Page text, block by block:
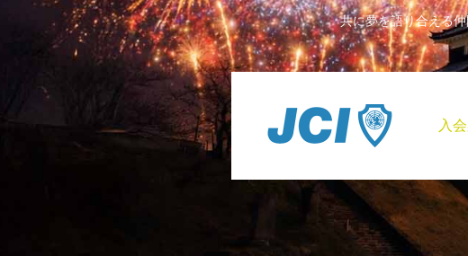
共に夢を語り合える
入